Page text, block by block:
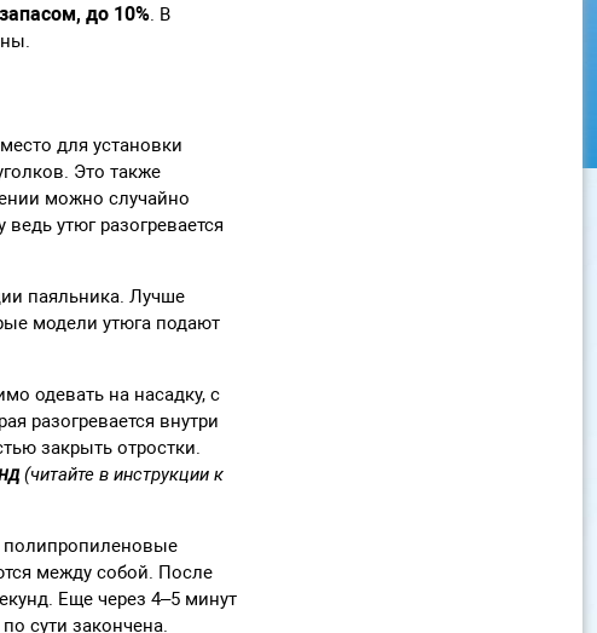
до 10% . В
для установки
Это также
можно случайно
утюг разогревается
паяльника. Лучше
модели утюга подают
одевать на насадку, с
разогревается внутри
закрыть отростки.
(читайте в инструкции к
полипропиленовые
между собой. После
Еще через 4–5 минут
сути закончена.